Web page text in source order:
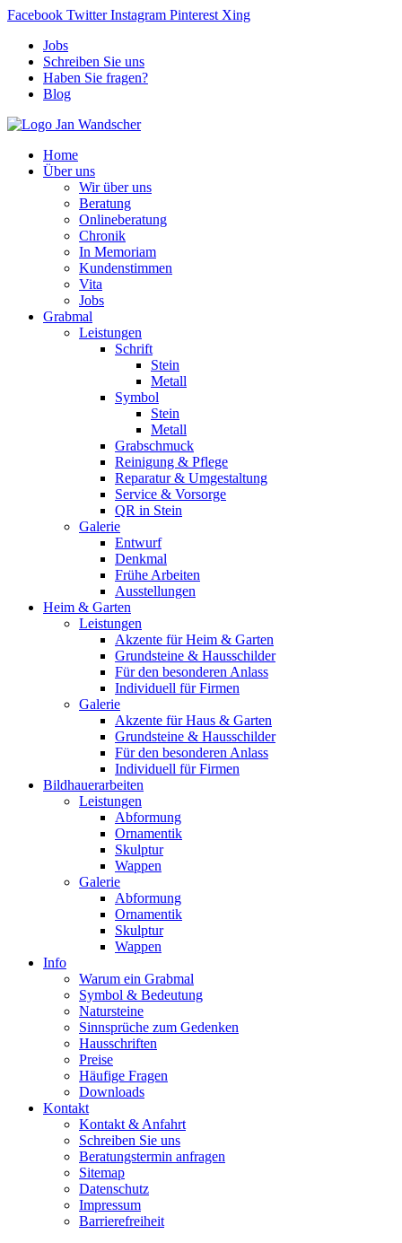
Facebook Twitter Instagram Pinterest Xing
Jobs
Schreiben Sie uns
Haben Sie fragen?
Blog
Home
Über uns
Wir über uns
Beratung
Onlineberatung
Chronik
In Memoriam
Kundenstimmen
Vita
Jobs
Grabmal
Leistungen
Schrift
Stein
Metall
Symbol
Stein
Metall
Grabschmuck
Reinigung & Pflege
Reparatur & Umgestaltung
Service & Vorsorge
QR in Stein
Galerie
Entwurf
Denkmal
Frühe Arbeiten
Ausstellungen
Heim & Garten
Leistungen
Akzente für Heim & Garten
Grundsteine & Hausschilder
Für den besonderen Anlass
Individuell für Firmen
Galerie
Akzente für Haus & Garten
Grundsteine & Hausschilder
Für den besonderen Anlass
Individuell für Firmen
Bildhauerarbeiten
Leistungen
Abformung
Ornamentik
Skulptur
Wappen
Galerie
Abformung
Ornamentik
Skulptur
Wappen
Info
Warum ein Grabmal
Symbol & Bedeutung
Natursteine
Sinnsprüche zum Gedenken
Hausschriften
Preise
Häufige Fragen
Downloads
Kontakt
Kontakt & Anfahrt
Schreiben Sie uns
Beratungstermin anfragen
Sitemap
Datenschutz
Impressum
Barrierefreiheit